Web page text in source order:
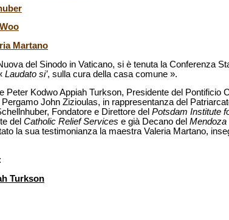
Martano
del Sinodo in Vaticano, si è tenuta la Conferenza
Laudato si’, sulla cura della casa comune ».
Peter Kodwo Appiah Turkson, Presidente del Pontificio
John Zizioulas, in rappresentanza del
Fondatore e Direttore del Potsdam Institute
del Catholic Relief Services e già Decano del Mendoza
la sua testimonianza la maestra Valeria Martano,
Turkson